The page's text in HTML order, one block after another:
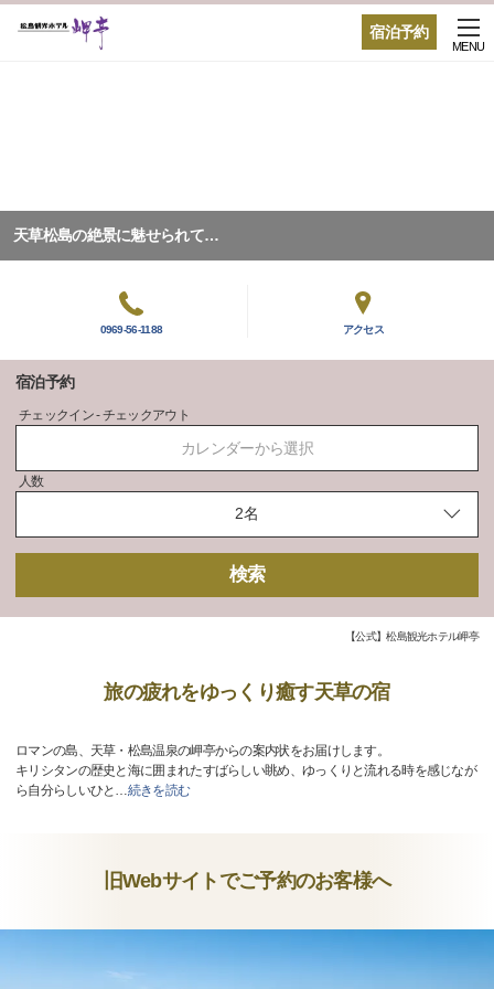
宿泊予約
MENU
天草松島の絶景に魅せられて…
0969-56-1188 アクセス
宿泊予約
チェックイン - チェックアウト
カレンダーから選択
人数
検索
【公式】松島観光ホテル岬亭
旅の疲れをゆっくり癒す天草の宿
ロマンの島、天草・松島温泉の岬亭からの案内状をお届けします。
キリシタンの歴史と海に囲まれたすばらしい眺め、ゆっくりと流れる時を感じなが
ら自分らしいひと …続きを読む
旧Webサイトでご予約のお客様へ